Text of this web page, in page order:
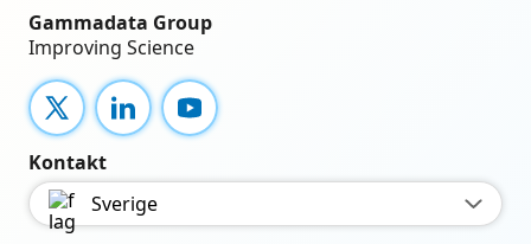
Gammadata Group
Improving Science
X LinkedInYouTube
Kontakt
Sverige